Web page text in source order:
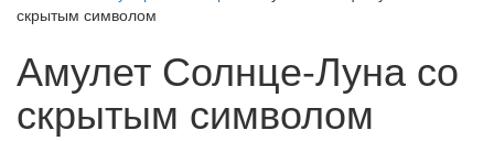
скрытым символом
Амулет Солнце-Луна со
скрытым символом